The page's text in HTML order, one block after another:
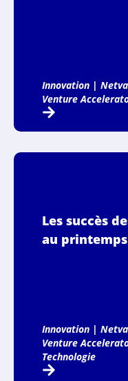
Innovation| Netva
Venture
Les succès
au
Innovation| Netva
Venture
Technologie